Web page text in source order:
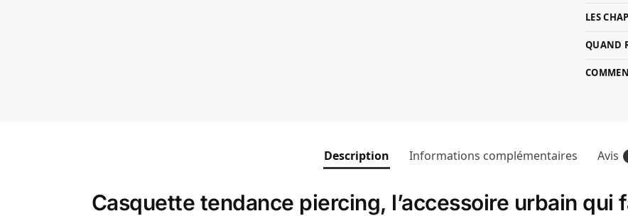
LES
QUAND
Description Informations complémentaires Avis
Casquette tendance piercing, l’accessoire urbain qui